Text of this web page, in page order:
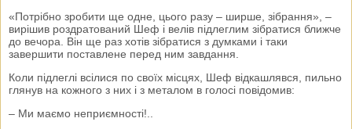
«Потрібно зробити ще одне, цього разу – ширше, зібрання», –
вирішив роздратований Шеф і велів підлеглим зібратися ближче
до вечора. Він ще раз хотів зібратися з думками і таки
завершити поставлене перед ним завдання.
Коли підлеглі всілися по своїх місцях, Шеф відкашлявся, пильно
глянув на кожного з них і з металом в голосі повідомив:
– Ми маємо неприємності!..